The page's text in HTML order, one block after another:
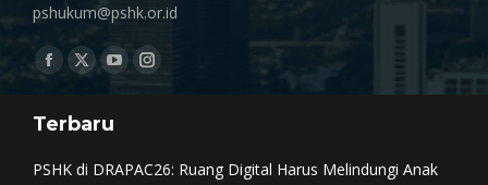
pshukum@pshk.or.id
Find us on:
Facebook
opens
X
opens
YouTube
opens
Instagram
Terbaru
PSHK di DRAPAC26: Ruang Digital Harus Melindungi Anak